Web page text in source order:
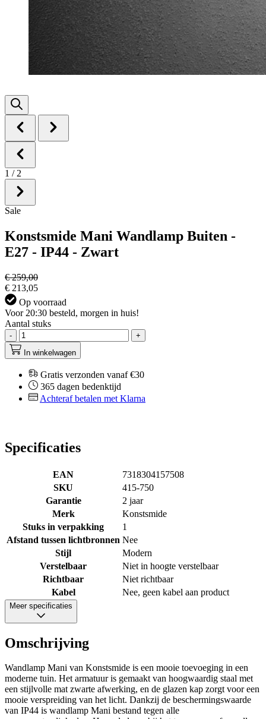
1 / 2
Sale
Konstsmide Mani Wandlamp Buiten -
E27 - IP44 - Zwart
€ 259,00
€ 213,05
Op voorraad
Voor 20:30 besteld, morgen in huis!
Aantal stuks
-
+
In winkelwagen
Gratis verzonden vanaf €30
365 dagen bedenktijd
Achteraf betalen met Klarna
Specificaties
EAN
7318304157508
SKU
415-750
Garantie
2 jaar
Merk
Konstsmide
Stuks in verpakking
1
Afstand tussen lichtbronnen Nee
Stijl
Modern
Verstelbaar
Niet in hoogte verstelbaar
Richtbaar
Niet richtbaar
Kabel
Nee, geen kabel aan product
Meer specificaties
Omschrijving
Wandlamp Mani van Konstsmide is een mooie toevoeging in een
moderne tuin. Het armatuur is gemaakt van hoogwaardig staal met
een stijlvolle mat zwarte afwerking, en de glazen kap zorgt voor een
mooie verspreiding van het licht. Dankzij de beschermingswaarde
van IP44 is wandlamp Mani bestand tegen alle